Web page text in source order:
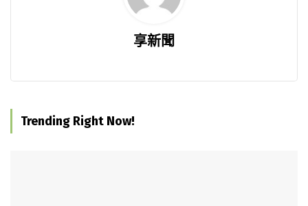
享新聞
Trending Right Now!